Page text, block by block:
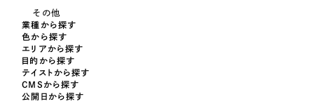
ピンク・桃色
カラフル・多色
その他
業種から探す
色から探す
エリアから探す
目的から探す
テイストから探す
CMSから探す
公開日から探す